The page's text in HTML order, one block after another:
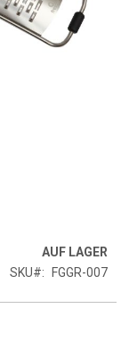
AUF LAGER
SKU
FGGR-007